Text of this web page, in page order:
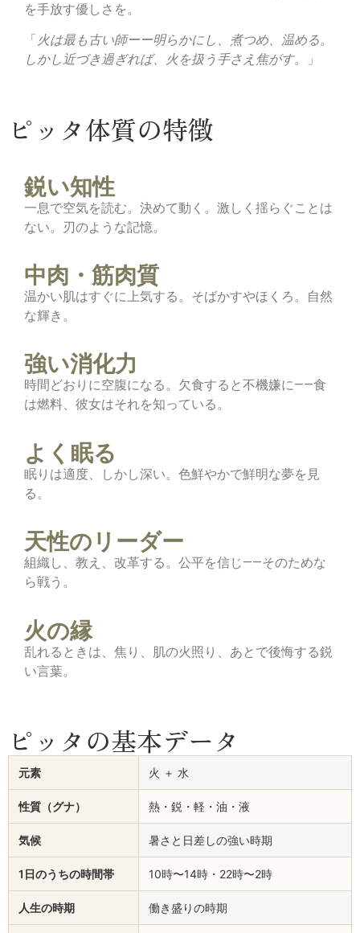
を手放す優しさを。
「 火は最も古い師ーー明らかにし、煮つめ、温める。
しかし近づき過ぎれば、火を扱う手さえ焦がす。
」
ピッタ体質の特徴
鋭い知性
一息で空気を読む。決めて動く。激しく揺らぐことは
ない。刃のような記憶。
中肉・筋肉質
温かい肌はすぐに上気する。そばかすやほくろ。自然
な輝き。
強い消化力
時間どおりに空腹になる。欠食すると不機嫌に——食
は燃料、彼女はそれを知っている。
よく眠る
眠りは適度、しかし深い。色鮮やかで鮮明な夢を見
る。
天性のリーダー
組織し、教え、改革する。公平を信じ——そのためな
ら戦う。
火の縁
乱れるときは、焦り、肌の火照り、あとで後悔する鋭
い言葉。
ピッタの基本データ
元素 火 ＋ 水
性質（グナ） 熱・鋭・軽・油・液
気候 暑さと日差しの強い時期
1日のうちの時間帯 10時〜14時・22時〜2時
人生の時期 働き盛りの時期